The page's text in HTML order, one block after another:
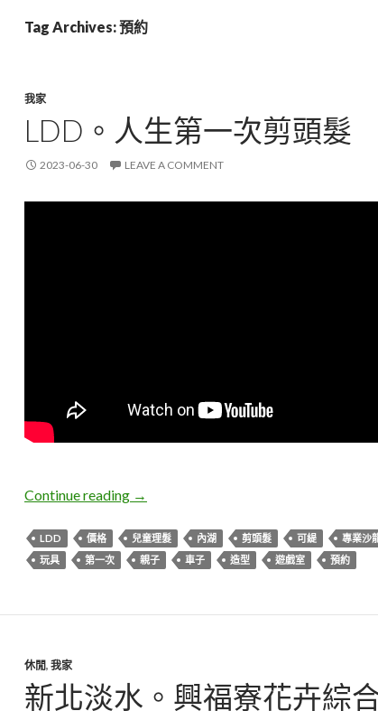
Tag Archives: 預約
我家
LDD。人生第一次剪頭髮
2023-06-30 LEAVE A COMMENT
Continue reading LDD。人生第一次剪頭髮
→
LDD 價格 兒童理髮 內湖 剪頭髮 可緹
專業沙
玩具
第一次 親子 車子 造型 遊戲室 預約
休閒, 我家
新北淡水。興福寮花卉綜